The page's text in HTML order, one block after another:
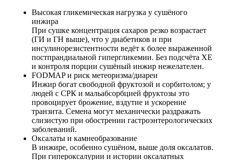
Высокая гликемическая нагрузка у сушёного
инжира
При сушке концентрация сахаров резко возрастает
(ГИ и ГН выше), что у диабетиков и при
инсулинорезистентности ведёт к более выраженной
постпрандиальной гипергликемии. Без подсчёта ХЕ
и контроля порции сушёный инжир нежелателен.
FODMAP и риск метеоризма/диареи
Инжир богат свободной фруктозой и сорбитолом; у
людей с СРК и мальабсорбцией фруктозы это
провоцирует брожение, вздутие и ускорение
транзита. Семена могут механически раздражать
слизистую при обострении гастроэнтерологических
заболеваний.
Оксалаты и камнеобразование
В инжире, особенно сушёном, выше доля оксалатов.
При гипероксалурии и истории оксалатных